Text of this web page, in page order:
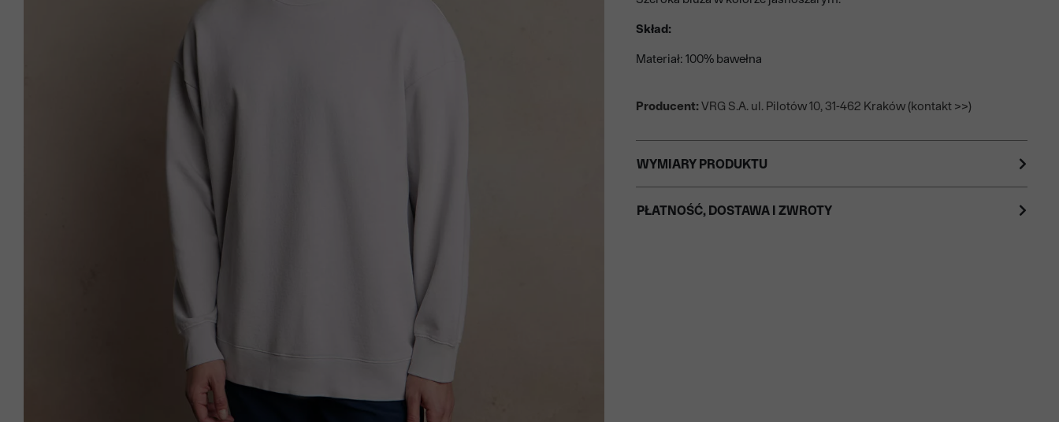
Skład:
Materiał: 100% bawełna
Producent: VRG S.A. ul. Pilotów 10, 31-462 Kraków (kontakt >>)
WYMIARY PRODUKTU
PŁATNOŚĆ, DOSTAWA I ZWROTY